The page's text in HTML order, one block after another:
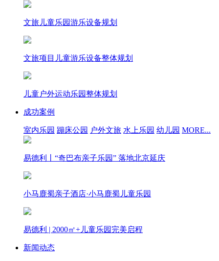
文旅儿童乐园游乐设备规划
文旅项目儿童游乐设备整体规划
儿童户外运动乐园整体规划
成功案例
室内乐园 蹦床公园 户外文旅 水上乐园 幼儿园 MORE...
易德利丨“奇巴布亲子乐园” 落地北京延庆
小马鹿蜀亲子酒店·小马鹿蜀儿童乐园
易德利 | 2000㎡+儿童乐园完美启程
新闻动态